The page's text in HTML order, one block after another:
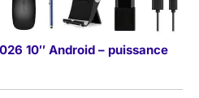
10″ Android – puissance